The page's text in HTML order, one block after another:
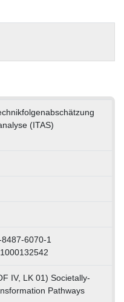
(ITAS)
6070-1
IV, LK 01) Societally-
Pathways